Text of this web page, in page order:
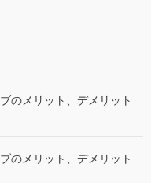
のメリット、デメリット
のメリット、デメリット